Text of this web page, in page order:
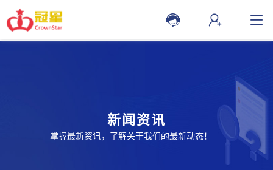
新闻资讯
掌握最新资讯，了解关于我们的最新动态！